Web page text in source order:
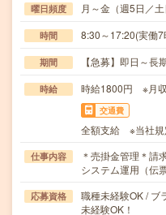
曜日頻度 月～金（週5日／
時間 8:30～17:20(実働
期間 【急募】即日～
時給 時給1800円 ※月
交通費
全額支給 ※当社規
仕事内容
＊売掛金管理＊請
システム運用（伝
応募資格
職種未経験OK / ブ
未経験OK！